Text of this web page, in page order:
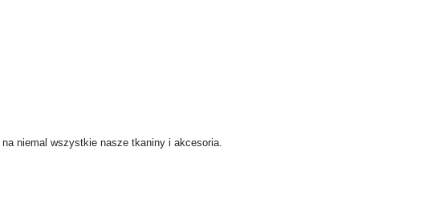
na niemal wszystkie nasze tkaniny i akcesoria.